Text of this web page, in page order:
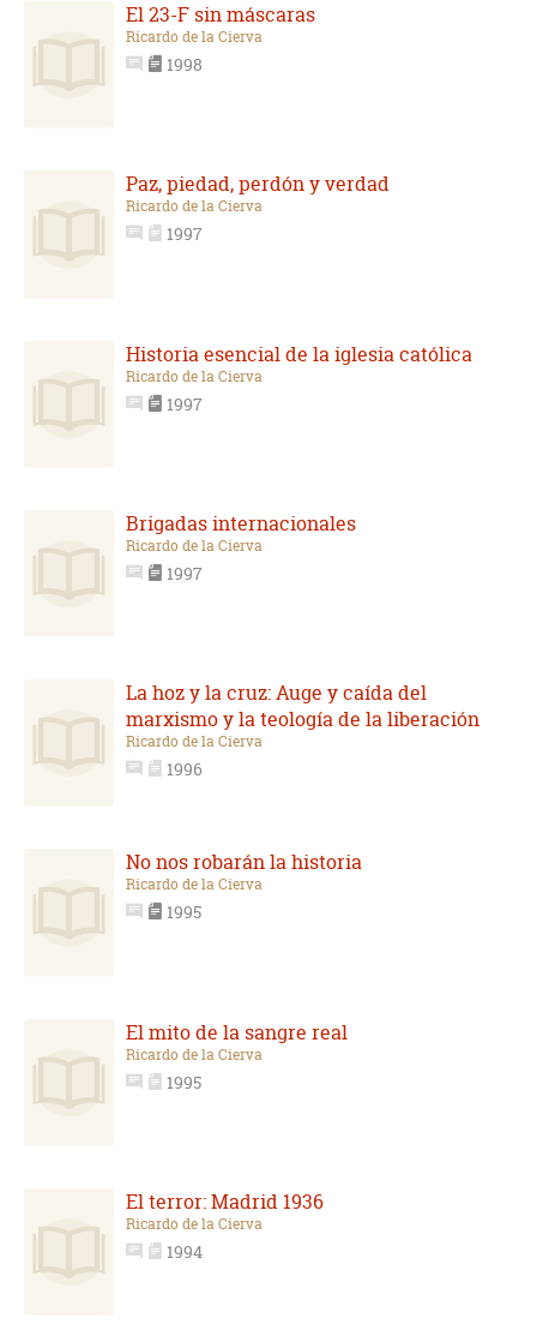
El 23-F sin máscaras
Ricardo de la Cierva
1998
Paz, piedad, perdón y verdad
Ricardo de la Cierva
1997
Historia esencial de la iglesia católica
Ricardo de la Cierva
1997
Brigadas internacionales
Ricardo de la Cierva
1997
La hoz y la cruz: Auge y caída del
marxismo y la teología de la liberación
Ricardo de la Cierva
1996
No nos robarán la historia
Ricardo de la Cierva
1995
El mito de la sangre real
Ricardo de la Cierva
1995
El terror: Madrid 1936
Ricardo de la Cierva
1994